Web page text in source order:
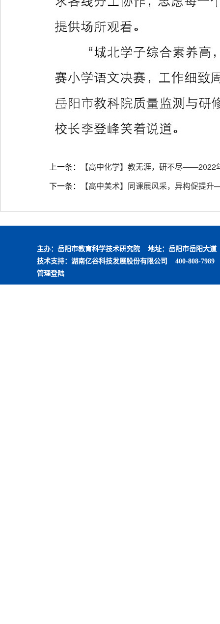
上一条：
【高中化学】教无涯，研不尽——2022
下一条：
【高中美术】同课展风采，异构促提
主办：岳阳市教育科学技术研究院 地址：岳阳市岳阳大
技术支持： 湖南亿谷科技发展股份有限公司
400-808-
管理登陆